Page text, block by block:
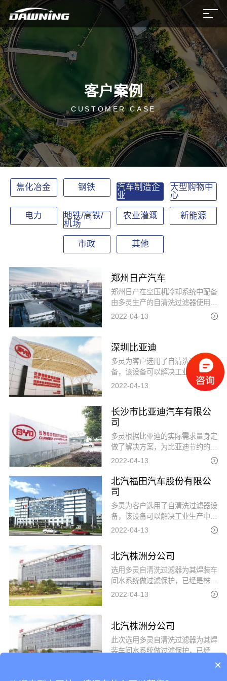
客户案例
CUSTOMER CASE
焦化冶金 钢铁
汽车制造企
业
大型购物中
心
电力
地铁/高铁/
机场
农业灌溉 新能源
市政 其他
郑州日产汽车
郑州日产在空压机冷却系统中配备
由多灵生产的自清洗过滤器使用后
经确认，循环水冷却器无水垢生
修费用，很好地保护了空压机的正
常运行。
2022-04-13
深圳比亚迪
多灵为客户选用了自清洗过滤器设
备，该设备可以解决工业生产中，
焊接水系统中的杂质与固体悬浮
物，如焊接时被卷入的金属、树
2022-04-13
长沙市比亚迪汽车有限公
司
多灵根据比亚迪的实际需求量身定
做了解决方案，为比亚迪节约的时
间与资金的成本。借鉴自清洗过滤
验，提供了更加完善的焊接水过滤
系统方案。
2022-04-13
北汽福田汽车股份有限公
司
多灵为客户选用了自清洗过滤器设
备，该设备可以解决工业生产中，
冷却水系统中的杂质与固体悬浮
回用。滤网选择了100微米的多层
复合滤网。
2022-04-13
北汽株洲分公司
选用多灵自清洗过滤器为其焊装车
间水系统做过滤保护，已经是株洲
北汽二次运用。
2022-04-13
北汽株洲分公司
此次选用多灵自清洗过滤器为其焊
装车间水系统做过滤保护，已经是
×